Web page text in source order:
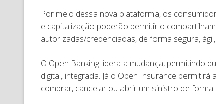
Por meio dessa nova plataforma, os
e capitalização poderão permitir o
autorizadas/credenciadas, de forma segura,
O Open Banking lidera a mudança, permitindo
digital, integrada. Já o Open Insurance
comprar, cancelar ou abrir um sinistro de forma